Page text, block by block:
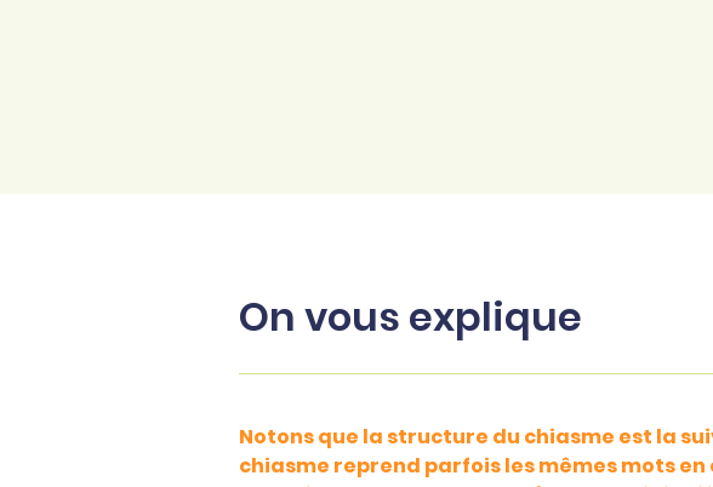
On vous explique
Notons que la structure du chiasme est la
chiasme reprend parfois les mêmes mots